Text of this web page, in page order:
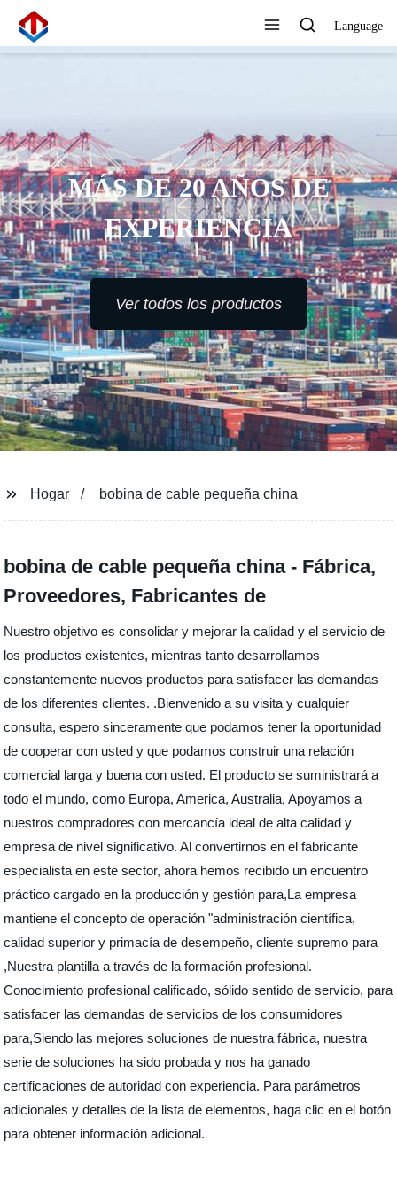
Language
MÁS DE 20 AÑOS DE
EXPERIENCIA
Ver todos los productos
Hogar bobina de cable pequeña china
bobina de cable pequeña china - Fábrica,
Proveedores, Fabricantes de
Nuestro objetivo es consolidar y mejorar la calidad y el servicio de
los productos existentes, mientras tanto desarrollamos
constantemente nuevos productos para satisfacer las demandas
de los diferentes clientes. .Bienvenido a su visita y cualquier
consulta, espero sinceramente que podamos tener la oportunidad
de cooperar con usted y que podamos construir una relación
comercial larga y buena con usted. El producto se suministrará a
todo el mundo, como Europa, America, Australia, Apoyamos a
nuestros compradores con mercancía ideal de alta calidad y
empresa de nivel significativo. Al convertirnos en el fabricante
especialista en este sector, ahora hemos recibido un encuentro
práctico cargado en la producción y gestión para,La empresa
mantiene el concepto de operación "administración científica,
calidad superior y primacía de desempeño, cliente supremo para
,Nuestra plantilla a través de la formación profesional.
Conocimiento profesional calificado, sólido sentido de servicio, para
satisfacer las demandas de servicios de los consumidores
para,Siendo las mejores soluciones de nuestra fábrica, nuestra
serie de soluciones ha sido probada y nos ha ganado
certificaciones de autoridad con experiencia. Para parámetros
adicionales y detalles de la lista de elementos, haga clic en el botón
para obtener información adicional.